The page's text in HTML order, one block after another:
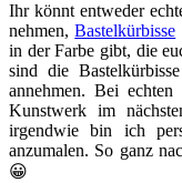
Ihr könnt entweder
nehmen,Bastelkürbisse
in der Farbe gibt, die
sind die
annehmen. Bei
Kunstwerk im
irgendwie bin ich
anzumalen. So ganz
😀